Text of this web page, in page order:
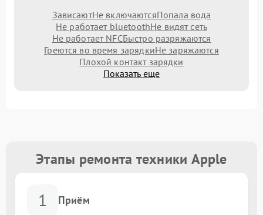
ЗависаютНе включаютсяПопала вода
Не работает bluetoothНе видят сеть
Не работает NFCБыстро разряжаются
Греются во время зарядкиНе заряжаются
Плохой контакт зарядки
Показать еще
Этапы ремонта техники Apple
1 Приём